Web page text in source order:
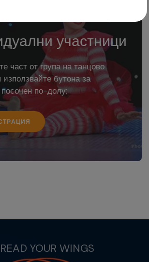
участници
част от група на танцово
бутона за
по-долу:
YOUR WINGS